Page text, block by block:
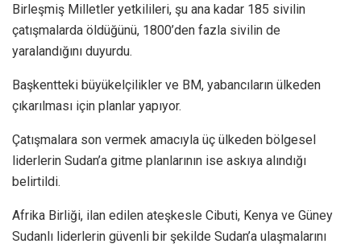
Birleşmiş Milletler yetkilileri, şu ana kadar 185 sivilin
çatışmalarda öldüğünü, 1800’den fazla sivilin de
yaralandığını duyurdu.
Başkentteki büyükelçilikler ve BM, yabancıların ülkeden
çıkarılması için planlar yapıyor.
Çatışmalara son vermek amacıyla üç ülkeden bölgesel
liderlerin Sudan’a gitme planlarının ise askıya alındığı
belirtildi.
Afrika Birliği, ilan edilen ateşkesle Cibuti, Kenya ve Güney
Sudanlı liderlerin güvenli bir şekilde Sudan’a ulaşmalarını